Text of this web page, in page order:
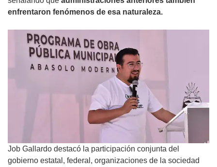
enfrentaron fenómenos de esa naturaleza.
Job Gallardo destacó la participación conjunta del
gobierno estatal, federal, organizaciones de la sociedad